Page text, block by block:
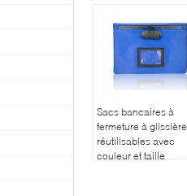
Sacs bancaires à
fermeture à glissière
réutilisables avec
couleur et taille